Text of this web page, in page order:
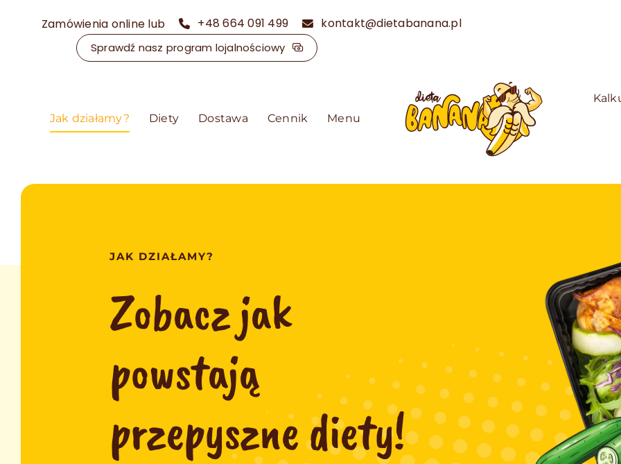
Zamówienia online lub +48 664 091 499 kontakt@dietabanana.pl
Sprawdź nasz program lojalnościowy
Jak działamy? Diety Dostawa Cennik Menu
JAK DZIAŁAMY?
Zobacz jak
powstają
przepyszne diety!